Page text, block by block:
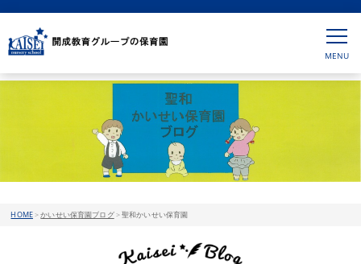
HOME>かいせい保育園ブログ>聖和かいせい保育園